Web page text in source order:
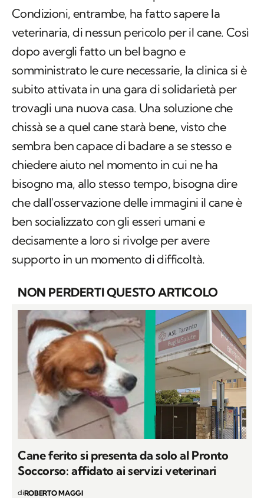
Condizioni, entrambe, ha fatto sapere la
veterinaria, di nessun pericolo per il cane. Così
dopo avergli fatto un bel bagno e
somministrato le cure necessarie, la clinica si è
subito attivata in una gara di solidarietà per
trovagli una nuova casa. Una soluzione che
chissà se a quel cane starà bene, visto che
sembra ben capace di badare a se stesso e
chiedere aiuto nel momento in cui ne ha
bisogno ma, allo stesso tempo, bisogna dire
che dall'osservazione delle immagini il cane è
ben socializzato con gli esseri umani e
decisamente a loro si rivolge per avere
supporto in un momento di difficoltà.
NON PERDERTI QUESTO ARTICOLO
Cane ferito si presenta da solo al Pronto
Soccorso: affidato ai servizi veterinari
diROBERTO MAGGI